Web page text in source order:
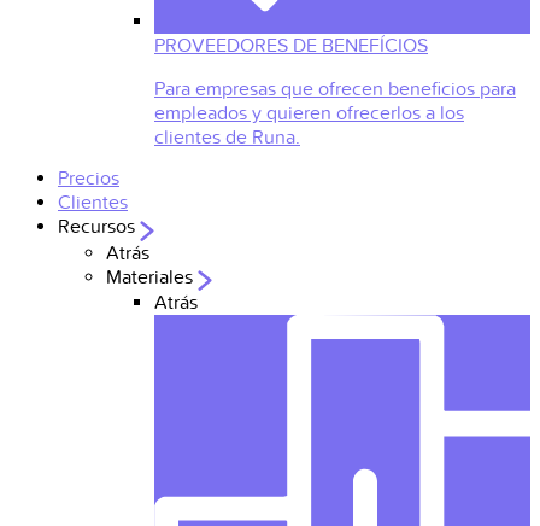
PROVEEDORES DE BENEFÍCIOS
Para empresas que ofrecen beneficios para
empleados y quieren ofrecerlos a los
clientes de Runa.
Precios
Clientes
Recursos
Atrás
Materiales
Atrás